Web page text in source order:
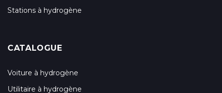
Stations à hydrogène
CATALOGUE
Voiture à hydrogène
Utilitaire à hydrogène